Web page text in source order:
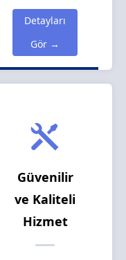
Detayları
Gör →
Güvenilir
ve Kaliteli
Hizmet